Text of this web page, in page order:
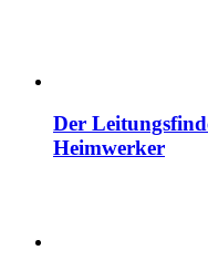
Der
Heimwerker